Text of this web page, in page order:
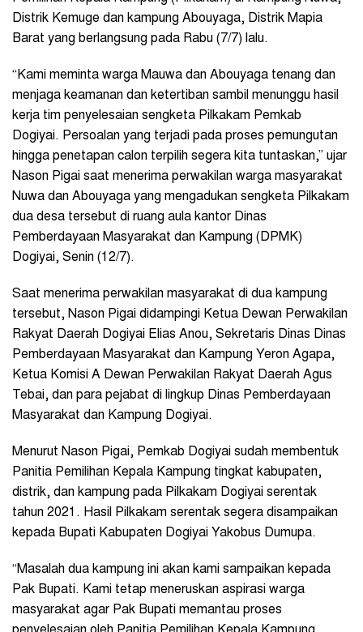
Distrik Kemuge dan kampung Abouyaga, Distrik Mapia
Barat yang berlangsung pada Rabu (7/7) lalu.
“Kami meminta warga Mauwa dan Abouyaga tenang dan
menjaga keamanan dan ketertiban sambil menunggu hasil
kerja tim penyelesaian sengketa Pilkakam Pemkab
Dogiyai. Persoalan yang terjadi pada proses pemungutan
hingga penetapan calon terpilih segera kita tuntaskan,” ujar
Nason Pigai saat menerima perwakilan warga masyarakat
Nuwa dan Abouyaga yang mengadukan sengketa Pilkakam
dua desa tersebut di ruang aula kantor Dinas
Pemberdayaan Masyarakat dan Kampung (DPMK)
Dogiyai, Senin (12/7).
Saat menerima perwakilan masyarakat di dua kampung
tersebut, Nason Pigai didampingi Ketua Dewan Perwakilan
Rakyat Daerah Dogiyai Elias Anou, Sekretaris Dinas Dinas
Pemberdayaan Masyarakat dan Kampung Yeron Agapa,
Ketua Komisi A Dewan Perwakilan Rakyat Daerah Agus
Tebai, dan para pejabat di lingkup Dinas Pemberdayaan
Masyarakat dan Kampung Dogiyai.
Menurut Nason Pigai, Pemkab Dogiyai sudah membentuk
Panitia Pemilihan Kepala Kampung tingkat kabupaten,
distrik, dan kampung pada Pilkakam Dogiyai serentak
tahun 2021. Hasil Pilkakam serentak segera disampaikan
kepada Bupati Kabupaten Dogiyai Yakobus Dumupa.
“Masalah dua kampung ini akan kami sampaikan kepada
Pak Bupati. Kami tetap meneruskan aspirasi warga
masyarakat agar Pak Bupati memantau proses